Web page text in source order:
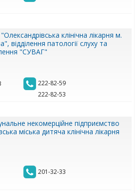
клінічна лікарня м.
відділення патології слуху та
"СУВАГ"
222-82-59
222-82-53
некомерційне підприємство
міська дитяча клінічна лікарня
201-32-33